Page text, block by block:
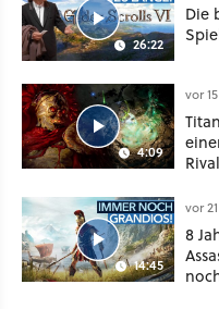
26:22
Die
4:09
vor
14:45
vor
8